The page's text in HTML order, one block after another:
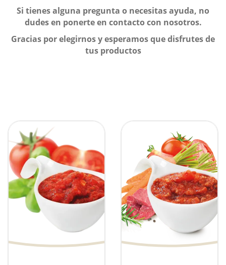
Si tienes alguna pregunta o necesitas ayuda, no
dudes en ponerte en contacto con nosotros.
Gracias por elegirnos y esperamos que disfrutes de
tus productos